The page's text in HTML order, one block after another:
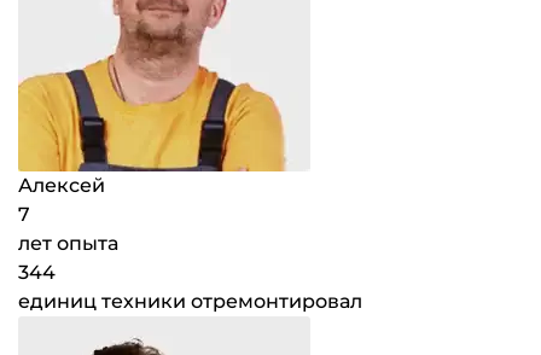
Алексей
7
лет опыта
344
единиц техники отремонтировал